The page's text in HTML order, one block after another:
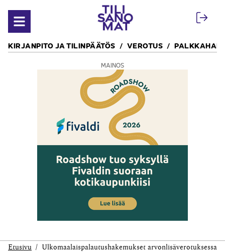
Avaa valikko
KIRJANPITO JA TILINPÄÄTÖS VEROTUS
MAINOS
Etusivu Ulkomaalais­palautus­hakemukset arvonlisä­verotuksessa